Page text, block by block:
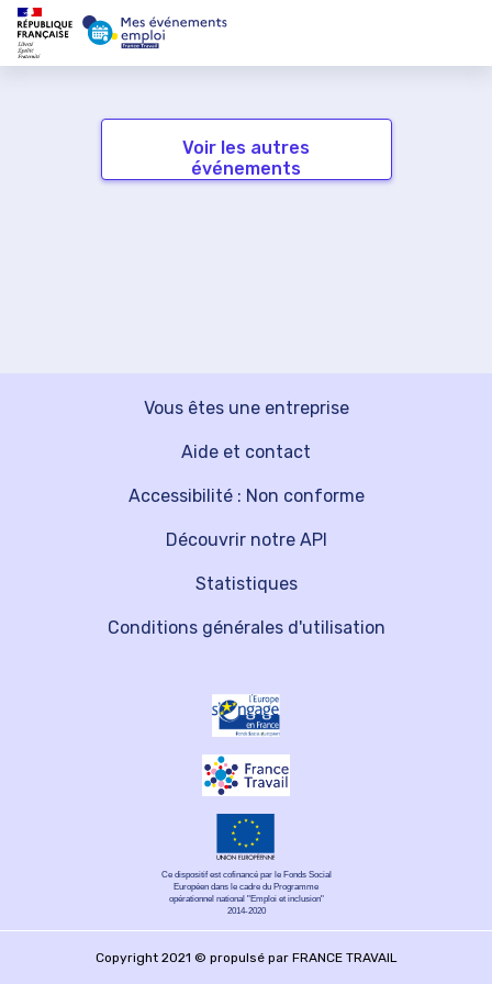
Voir les autres
événements
Vous êtes une entreprise
Découvrir notre API
Aide et contact
Statistiques
Accessibilité : Non conforme
Conditions générales d'utilisation
Ce dispositif est cofinancé par le Fonds Social
Européen dans le cadre du Programme
opérationnel national "Emploi et inclusion"
2014-2020
Copyright 2021 © propulsé par FRANCE TRAVAIL